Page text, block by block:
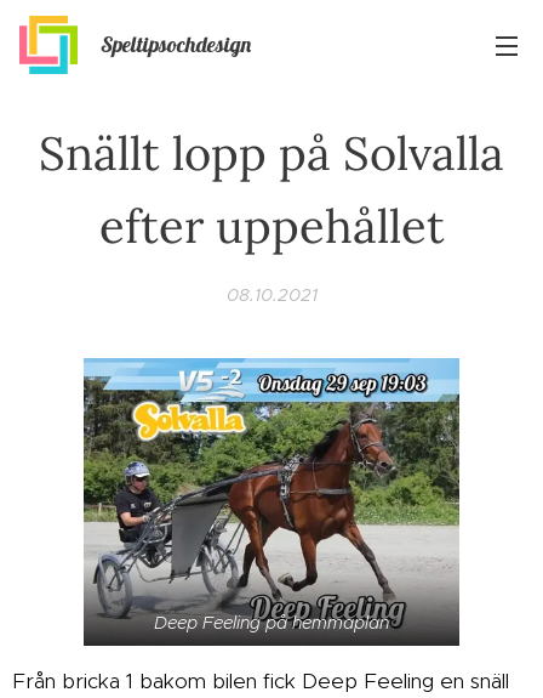
Speltipsochdesign
Snällt lopp på Solvalla
efter uppehållet
08.10.2021
Deep Feeling på hemmaplan
Från bricka 1 bakom bilen fick Deep Feeling en snäll